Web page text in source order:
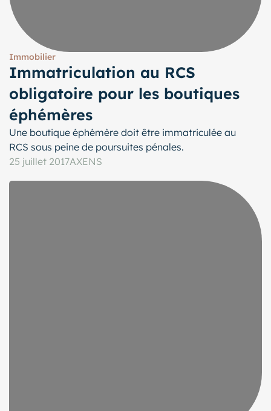
Immobilier
Immatriculation au RCS
obligatoire pour les boutiques
éphémères
Une boutique éphémère doit être immatriculée au
RCS sous peine de poursuites pénales.
25 juillet 2017AXENS